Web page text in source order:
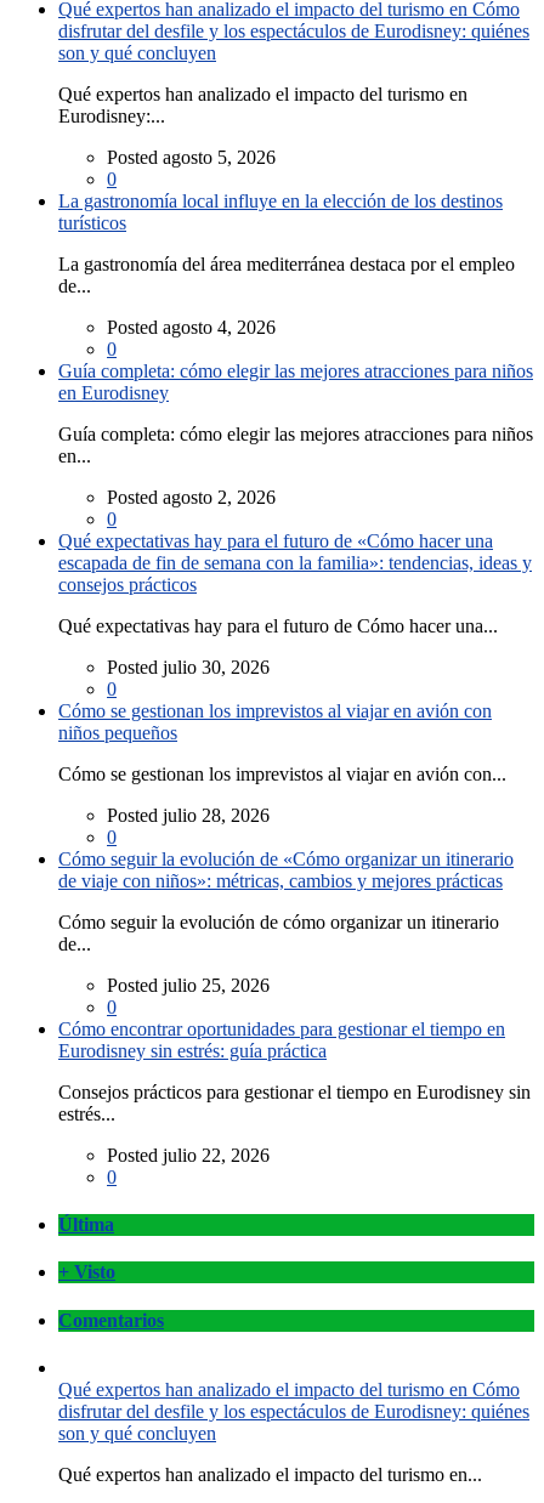
Qué expertos han analizado el impacto del turismo en Cómo
disfrutar del desfile y los espectáculos de Eurodisney: quiénes
son y qué concluyen
Qué expertos han analizado el impacto del turismo en
Eurodisney:...
Posted agosto 5, 2026
0
La gastronomía local influye en la elección de los destinos
turísticos
La gastronomía del área mediterránea destaca por el empleo
de...
Posted agosto 4, 2026
0
Guía completa: cómo elegir las mejores atracciones para niños
en Eurodisney
Guía completa: cómo elegir las mejores atracciones para niños
en...
Posted agosto 2, 2026
0
Qué expectativas hay para el futuro de «Cómo hacer una
escapada de fin de semana con la familia»: tendencias, ideas y
consejos prácticos
Qué expectativas hay para el futuro de Cómo hacer una...
Posted julio 30, 2026
0
Cómo se gestionan los imprevistos al viajar en avión con
niños pequeños
Cómo se gestionan los imprevistos al viajar en avión con...
Posted julio 28, 2026
0
Cómo seguir la evolución de «Cómo organizar un itinerario
de viaje con niños»: métricas, cambios y mejores prácticas
Cómo seguir la evolución de cómo organizar un itinerario
de...
Posted julio 25, 2026
0
Cómo encontrar oportunidades para gestionar el tiempo en
Eurodisney sin estrés: guía práctica
Consejos prácticos para gestionar el tiempo en Eurodisney sin
estrés...
Posted julio 22, 2026
0
Última
+ Visto
Comentarios
Qué expertos han analizado el impacto del turismo en Cómo
disfrutar del desfile y los espectáculos de Eurodisney: quiénes
son y qué concluyen
Qué expertos han analizado el impacto del turismo en...